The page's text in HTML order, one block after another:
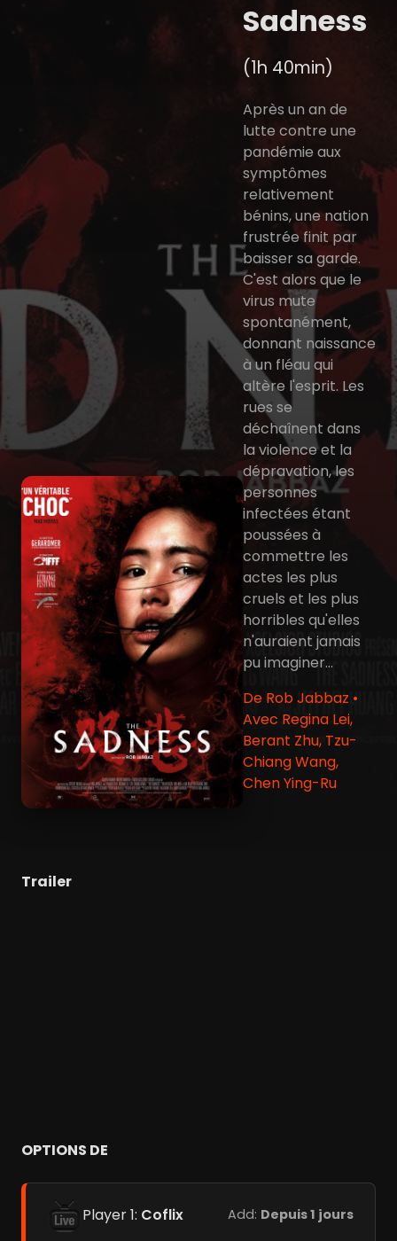
Sadness
(1h 40min)
Après un an de
lutte contre une
pandémie aux
symptômes
relativement
bénins, une nation
frustrée finit par
baisser sa garde.
C'est alors que le
virus mute
spontanément,
donnant naissance
à un fléau qui
altère l'esprit. Les
rues se
déchaînent dans
la violence et la
dépravation, les
personnes
infectées étant
poussées à
commettre les
actes les plus
cruels et les plus
horribles qu'elles
n'auraient jamais
pu imaginer...
De Rob Jabbaz •
Avec Regina Lei,
Berant Zhu, Tzu-
Chiang Wang,
Chen Ying-Ru
Trailer
OPTIONS DE
Player 1: Coflix Add: Depuis 1 jours